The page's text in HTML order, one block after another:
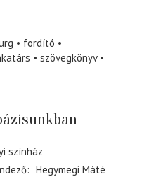
fordító
szövegkönyv
színház
Hegymegi Máté